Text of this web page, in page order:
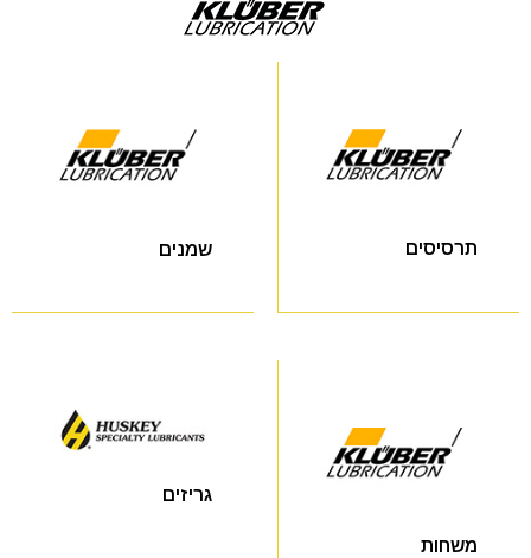
תרסיסים שמנים
משחות
גריזים